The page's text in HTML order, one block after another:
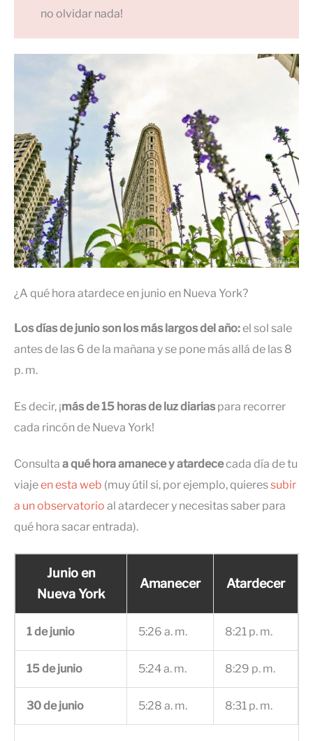
no olvidar nada!
¿A qué hora atardece en junio en Nueva York?
Los días de junio son los más largos del año:el sol sale
antes de las 6 de la mañana y se pone más allá de las 8
p. m.
Es decir, ¡más de 15 horas de luz diariaspara recorrer
cada rincón de Nueva York!
Consulta a qué hora amanece y atardececada día de tu
viajeen esta web (muy útil si, por ejemplo, quieressubir
a un observatorio al atardecer y necesitas saber para
qué hora sacar entrada).
Junio en
Nueva York
Amanecer Atardecer
1 de junio 5:26 a. m. 8:21 p. m.
15 de junio 5:24 a. m. 8:29 p. m.
30 de junio 5:28 a. m. 8:31 p. m.